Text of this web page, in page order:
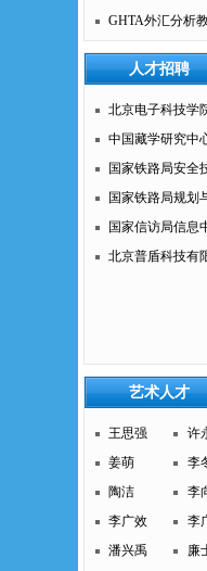
GHTA外汇分析
人才招聘
北京电子科技学
中国藏学研究中
国家铁路局安全
国家铁路局规划
国家信访局信息
北京普盾科技有
艺术人才
王思强 许
姜萌
李
陶洁
李
李广效
李
潘兴禹
廉